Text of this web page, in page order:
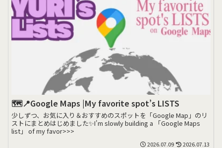
🗺️📍Google Maps |My favorite spot’s LISTS
少しずつ、お気に入り＆おすすめのスポットを「Google Map」のリ
ストにまとめはじめました✨I'm slowly building a 「Google Maps
list」 of my favor>>>
2026.07.09 2026.07.13